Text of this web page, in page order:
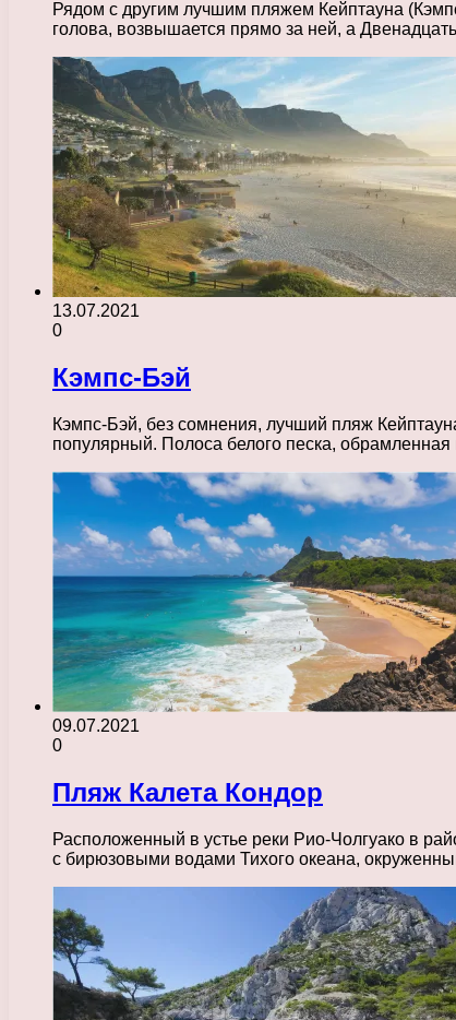
Рядом с другим лучшим пляжем Кейптауна
голова, возвышается прямо за ней, а
13.07.2021
0
Кэмпс-Бэй
Кэмпс-Бэй, без сомнения, лучший пляж
популярный. Полоса белого песка,
09.07.2021
0
Пляж Калета Кондор
Расположенный в устье реки Рио-Чолгуако в
с бирюзовыми водами Тихого океана,